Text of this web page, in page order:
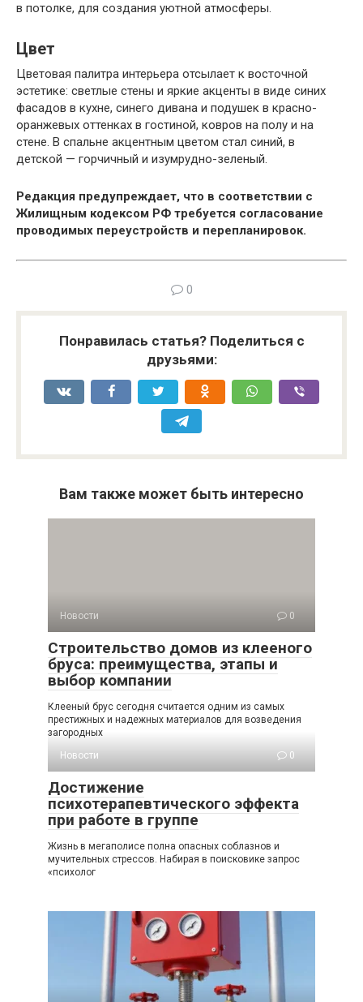
в потолке, для создания уютной атмосферы.
Цвет
Цветовая палитра интерьера отсылает к восточной
эстетике: светлые стены и яркие акценты в виде синих
фасадов в кухне, синего дивана и подушек в красно-
оранжевых оттенках в гостиной, ковров на полу и на
стене. В спальне акцентным цветом стал синий, в
детской — горчичный и изумрудно-зеленый.
Редакция предупреждает, что в соответствии с
Жилищным кодексом РФ требуется согласование
проводимых переустройств и перепланировок.
0
Понравилась статья? Поделиться с
друзьями:
Вам также может быть интересно
Новости 0
Строительство домов из клееного
бруса: преимущества, этапы и
выбор компании
Клееный брус сегодня считается одним из самых
престижных и надежных материалов для возведения
загородных
Новости
0
Достижение
психотерапевтического эффекта
при работе в группе
Жизнь в мегаполисе полна опасных соблазнов и
мучительных стрессов. Набирая в поисковике запрос
«психолог